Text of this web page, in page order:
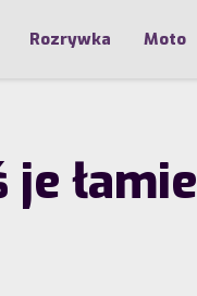
Rozrywka Moto
łamie